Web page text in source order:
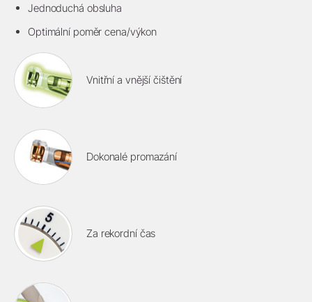
Jednoduchá obsluha
Optimální poměr cena/výkon
Vnitřní a vnější čištění
Dokonalé promazání
Za rekordní čas